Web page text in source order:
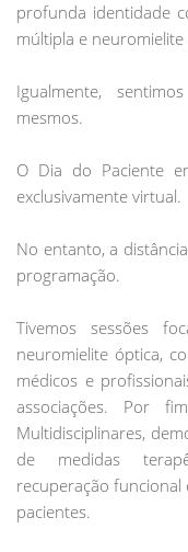
profunda identidade
múltipla e
Igualmente,
mesmos.
O Dia do Paciente
exclusivamente virtual.
No entanto, a
programação.
Tivemos sessões
neuromielite óptica,
médicos e
associações. Por
Multidisciplinares,
de medidas
recuperação
pacientes.